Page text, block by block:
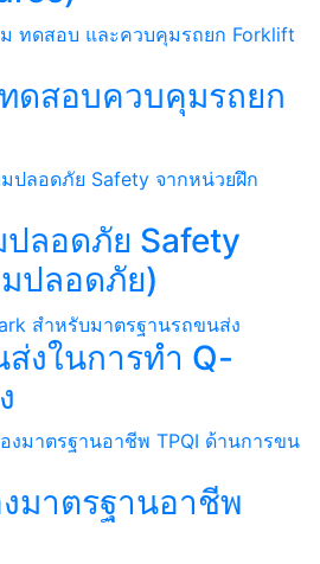
ดสอบควบคุมรถยก
ลอดภัย Safety
ปลอดภัย)
งในการทำ Q-
มาตรฐานอาชีพ